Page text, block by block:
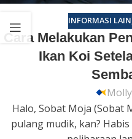
INFORMASI LAIN
Cara Melakukan
Ikan Koi
Halo, Sobat Moja (Sobat
pulang mudik, kan?